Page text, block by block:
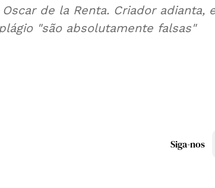
de la Renta. Criador adianta,
"são absolutamente falsas"
Siga-nos